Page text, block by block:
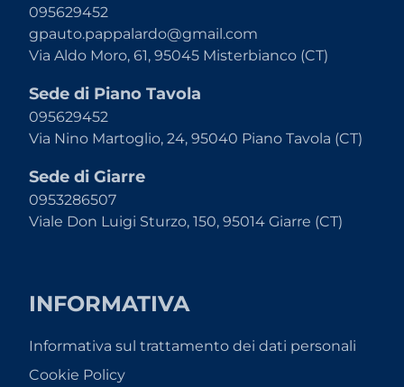
095629452
gpauto.pappalardo@gmail.com
Via Aldo Moro, 61, 95045 Misterbianco (CT)
Sede di Piano Tavola
095629452
Via Nino Martoglio, 24, 95040 Piano Tavola (CT)
Sede di Giarre
0953286507
Viale Don Luigi Sturzo, 150, 95014 Giarre (CT)
INFORMATIVA
Informativa sul trattamento dei dati personali
Cookie Policy